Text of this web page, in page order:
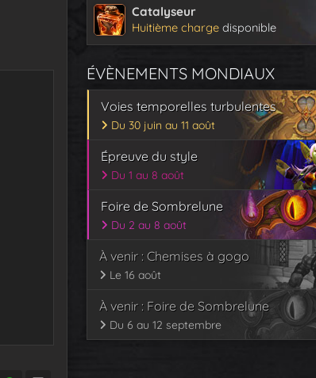
Catalyseur
Huitième charge disponible
ÉVÈNEMENTS MONDIAUX
Voies temporelles turbulentes
Du 30 juin au 11 août
Épreuve du style
Du 1 au 8 août
Foire de Sombrelune
Du 2 au 8 août
À venir : Chemises à gogo
Le 16 août
À venir : Foire de Sombrelune
Du 6 au 12 septembre